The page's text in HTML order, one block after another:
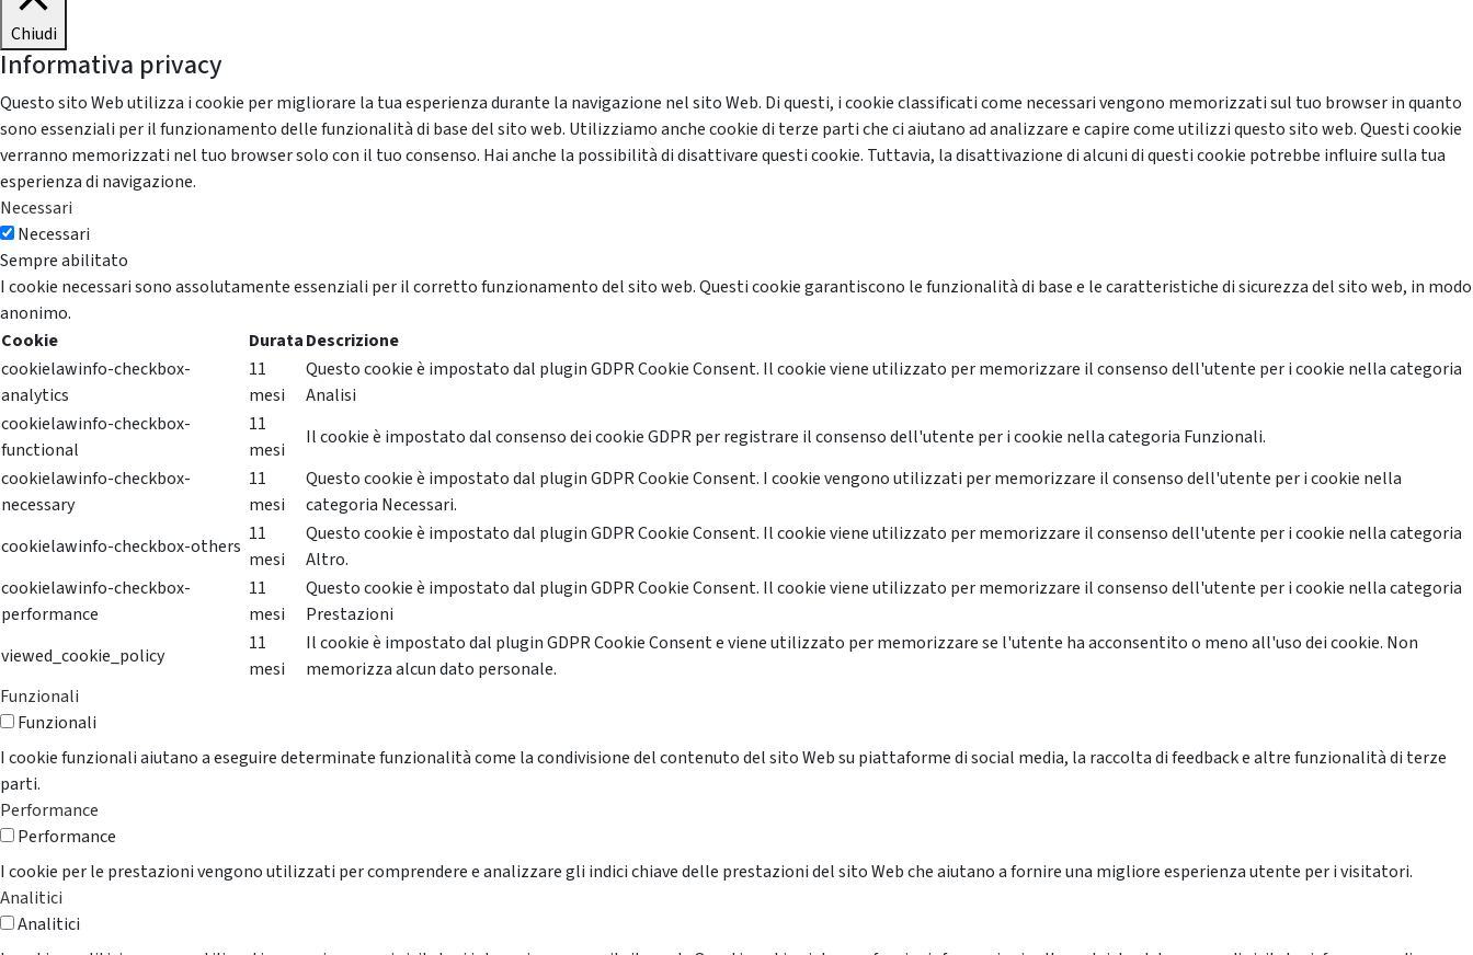
Chiudi
Informativa privacy
Questo sito Web utilizza i cookie per migliorare la tua esperienza durante la navigazione nel sito Web. Di questi, i cookie classificati come necessari vengono memorizzati sul tuo browser in quanto
sono essenziali per il funzionamento delle funzionalità di base del sito web. Utilizziamo anche cookie di terze parti che ci aiutano ad analizzare e capire come utilizzi questo sito web. Questi cookie
verranno memorizzati nel tuo browser solo con il tuo consenso. Hai anche la possibilità di disattivare questi cookie. Tuttavia, la disattivazione di alcuni di questi cookie potrebbe influire sulla tua
esperienza di navigazione.
Necessari
Necessari
Sempre abilitato
I cookie necessari sono assolutamente essenziali per il corretto funzionamento del sito web. Questi cookie garantiscono le funzionalità di base e le caratteristiche di sicurezza del sito web, in modo
anonimo.
Cookie
DurataDescrizione
cookielawinfo-checkbox-
analytics
11
mesi
Questo cookie è impostato dal plugin GDPR Cookie Consent. Il cookie viene utilizzato per memorizzare il consenso dell'utente per i cookie nella categoria
Analisi
cookielawinfo-checkbox-
functional
11
mesi
Il cookie è impostato dal consenso dei cookie GDPR per registrare il consenso dell'utente per i cookie nella categoria Funzionali.
cookielawinfo-checkbox-
necessary
11
mesi
Questo cookie è impostato dal plugin GDPR Cookie Consent. I cookie vengono utilizzati per memorizzare il consenso dell'utente per i cookie nella
categoria Necessari.
cookielawinfo-checkbox-others
11
mesi
Questo cookie è impostato dal plugin GDPR Cookie Consent. Il cookie viene utilizzato per memorizzare il consenso dell'utente per i cookie nella categoria
Altro.
cookielawinfo-checkbox-
performance
11
mesi
Questo cookie è impostato dal plugin GDPR Cookie Consent. Il cookie viene utilizzato per memorizzare il consenso dell'utente per i cookie nella categoria
Prestazioni
viewed_cookie_policy
11
mesi
Il cookie è impostato dal plugin GDPR Cookie Consent e viene utilizzato per memorizzare se l'utente ha acconsentito o meno all'uso dei cookie. Non
memorizza alcun dato personale.
Funzionali
Funzionali
I cookie funzionali aiutano a eseguire determinate funzionalità come la condivisione del contenuto del sito Web su piattaforme di social media, la raccolta di feedback e altre funzionalità di terze
parti.
Performance
Performance
I cookie per le prestazioni vengono utilizzati per comprendere e analizzare gli indici chiave delle prestazioni del sito Web che aiutano a fornire una migliore esperienza utente per i visitatori.
Analitici
Analitici